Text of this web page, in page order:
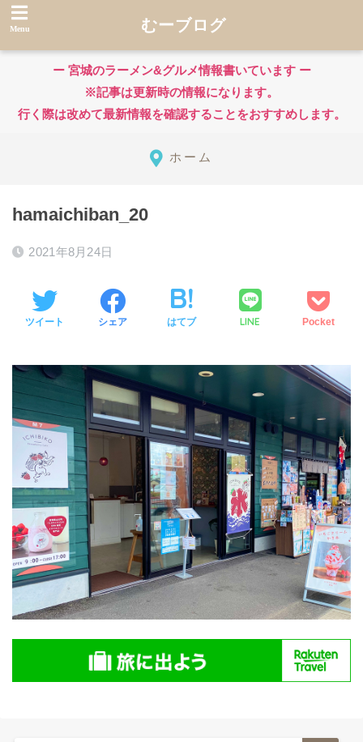
むーブログ
ー 宮城のラーメン&グルメ情報書いています ー
※記事は更新時の情報になります。
行く際は改めて最新情報を確認することをおすすめします。
ホーム
hamaichiban_20
2021年8月24日
ツイート シェア はてブ LINE Pocket